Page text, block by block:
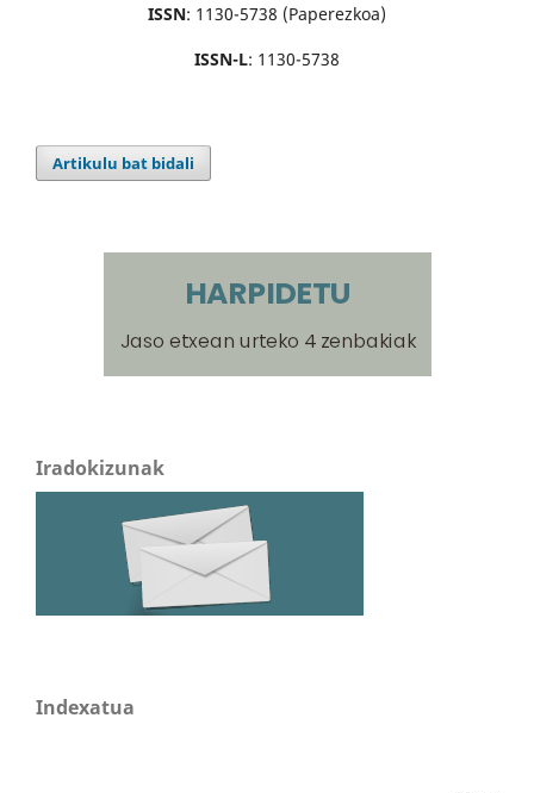
ISSN: 1130-5738 (Paperezkoa)
ISSN-L: 1130-5738
Artikulu bat bidali
Iradokizunak
Indexatua